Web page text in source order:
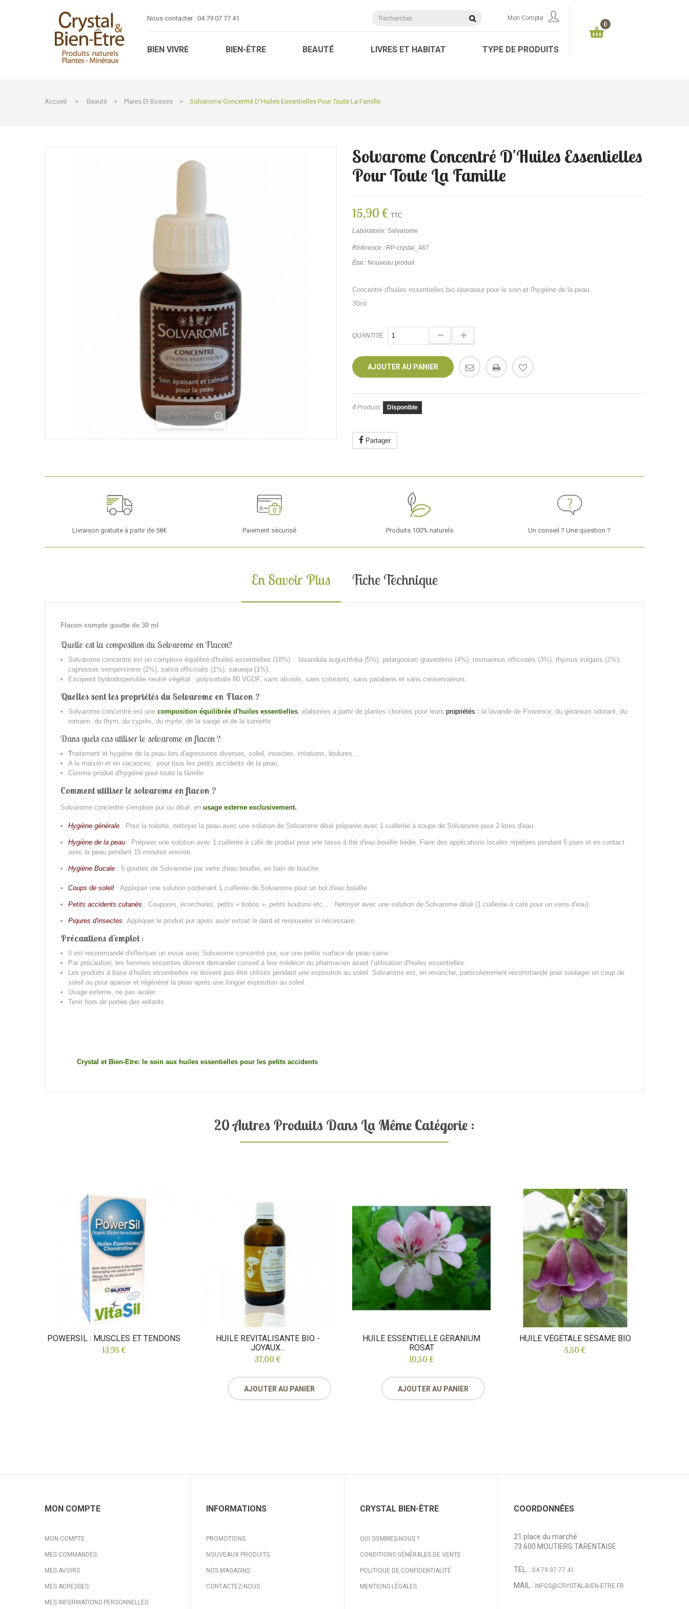
Nous contacter : 04 79 07 77 41 Mon Compte
BIEN VIVRE BIEN-ÊTRE BEAUTÉ LIVRES ET HABITAT TYPE DE PRODUITS
0
Accueil > Beauté > Plaies Et Bosses > Solvarome Concentré D'Huiles Essentielles Pour Toute La Famille
Solvarome Concentré D'Huiles Essentielles
Pour Toute La Famille
15,90 € TTC
Laboratoire: Solvarome
Référence : RP-crystal_467
État : Nouveau produit
Concentré d'huiles essentielles bio éparateur pour le soin et l'hygiène de la peau.
30ml.
QUANTITÉ
AJOUTER AU PANIER
4 Produits Disponible
Partager
Livraison gratuite à partir de 58€ Paiement sécurisé Produits 100% naturels Un conseil ? Une question ?
En Savoir Plus Fiche Technique
Flacon compte goutte de 30 ml
Quelle est la composition du Solvarome en Flacon?
Solvarome concentré est un complexe équilibré d'huiles essentielles (18%) : lavandula augustifolia (5%), pelargonium graveolens (4%), rosmarinus officinalis (3%), thymus vulgaris (2%),
cupressus sempervirens (2%), salvia officinalis (1%), satureja (1%).
Excipient hydrodispersible neutre végétal : polysorbate 80 VGDF, sans alcools, sans colorants, sans parabens et sans conservateurs.
Quelles sont les propriétés du Solvarome en Flacon ?
Solvarome concentré est une composition équilibrée d'huiles essentielles, élaborées à partir de plantes choisies pour leurs propriétés : la lavande de Provence, du géranium odorant, du
romarin, du thym, du cyprès, du myrte, de la sauge et de la sarriette.
Dans quels cas utiliser le solvarome en flacon ?
Traitement et hygiène de la peau lors d'agressions diverses, soleil, insectes, irritations, brulures...
A la maison et en vacances, pour tous les petits accidents de la peau
Comme produit d'hygiène pour toute la famille.
Comment utiliser le solvarome en flacon ?
Solvarome concentré s'emploie pur ou dilué, en usage externe exclusivement.
Hygiène générale : Pour la toilette, nettoyer la peau avec une solution de Solvarome dilué préparée avec 1 cuillerée à soupe de Solvarome pour 2 litres d'eau.
Hygiène de la peau : Préparer une solution avec 1 cuillerée à café de produit pour une tasse à thé d'eau bouillie tiédie. Faire des applications locales répétées pendant 5 jours et en contact
avec la peau pendant 15 minutes environ.
Hygiène Bucale : 5 gouttes de Solvarome par verre d'eau bouillie, en bain de bouche.
Coups de soleil : Appliquer une solution contenant 1 cuillerée de Solvarome pour un bol d'eau bouillie.
Petits accidents cutanés : Coupures, écorchures, petits « bobos », petits boutons etc... : Nettoyer avec une solution de Solvarome dilué (1 cuillerée à café pour un verre d'eau).
Piqures d'insectes: Appliquer le produit pur après avoir extrait le dard et renouveler si nécessaire.
Précautions d'emploi:
Il est recommandé d'effectuer un essai avec Solvarome concentré pur, sur une petite surface de peau saine.
Par précaution, les femmes enceintes doivent demander conseil à leur médecin ou pharmacien avant l’utilisation d’huiles essentielles.
Les produits à base d’huiles essentielles ne doivent pas être utilisés pendant une exposition au soleil. Solvarome est, en revanche, particulièrement recommandé pour soulager un coup de
soleil ou pour apaiser et régénérer la peau après une longue exposition au soleil.
Usage externe, ne pas avaler.
Tenir hors de portée des enfants.
Crystal et Bien-Etre: le soin aux huiles essentielles pour les petits accidents
20 Autres Produits Dans La Même Catégorie :
POWERSIL : MUSCLES ET TENDONS
13,95 €
HUILE REVITALISANTE BIO -
JOYAUX...
37,00 €
AJOUTER AU PANIER
HUILE ESSENTIELLE GÉRANIUM
ROSAT
10,50 €
AJOUTER AU PANIER
HUILE VÉGÉTALE SÉSAME BIO
5,50 €
MON COMPTE
MON COMPTE
MES COMMANDES
MES AVOIRS
MES ADRESSES
MES INFORMATIONS PERSONNELLES
INFORMATIONS
PROMOTIONS
NOUVEAUX PRODUITS
NOS MAGASINS
CONTACTEZ-NOUS
CRYSTAL BIEN-ÊTRE
QUI SOMMES-NOUS ?
CONDITIONS GÉNÉRALES DE VENTE
POLITIQUE DE CONFIDENTIALITÉ
MENTIONS LÉGALES
COORDONNÉES
21 place du marché
73 600 MOUTIERS TARENTAISE
TEL. : 04.79.07.77.41
MAIL : INFOS@CRYSTAL-BIEN-ETRE.FR